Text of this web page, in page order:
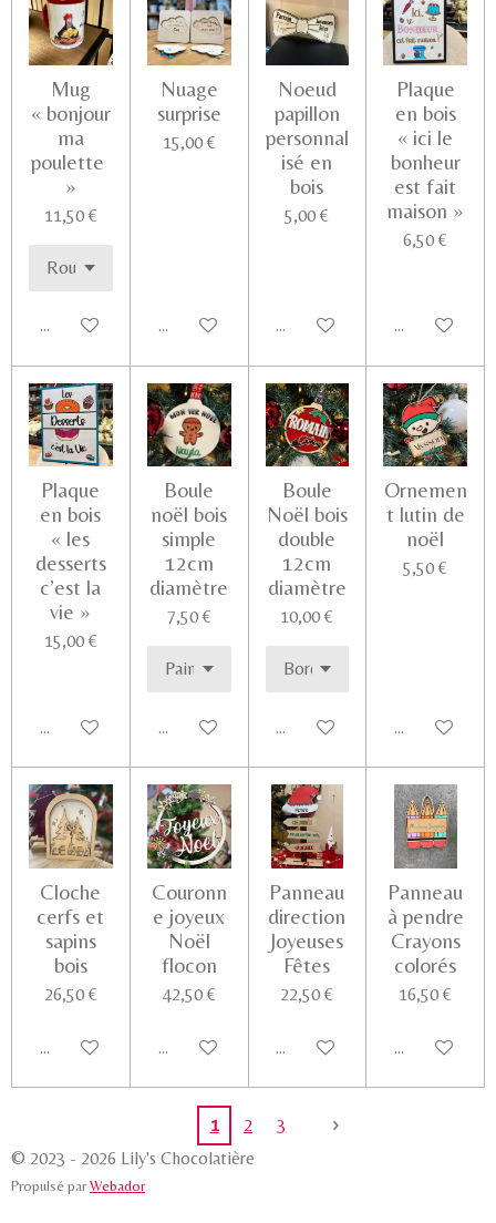
Mug
« bonjour
ma
poulette
»
11,50 €
Ajouter au panier
Nuage
surprise
15,00 €
Voir les détails
Noeud
papillon
personnal
isé en
bois
5,00 €
Ajouter au panier
Plaque
en bois
« ici le
bonheur
est fait
maison »
6,50 €
Ajouter au
Plaque
en bois
« les
desserts
c’est la
vie »
15,00 €
Ajouter au panier
Boule
noël bois
simple
12cm
diamètre
7,50 €
Voir les détails
Boule
Noël bois
double
12cm
diamètre
10,00 €
Voir les détails
Ornemen
t lutin de
noël
5,50 €
Voir les
Cloche
cerfs et
sapins
bois
26,50 €
Ajouter au panier
Couronn
e joyeux
Noël
flocon
42,50 €
Ajouter au panier
Panneau
direction
Joyeuses
Fêtes
22,50 €
Ajouter au panier
Panneau
à pendre
Crayons
colorés
16,50 €
Voir les
1 2
3
© 2023 - 2026 Lily's Chocolatière
Propulsé par Webador